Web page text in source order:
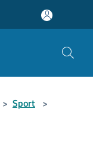
> Sport >